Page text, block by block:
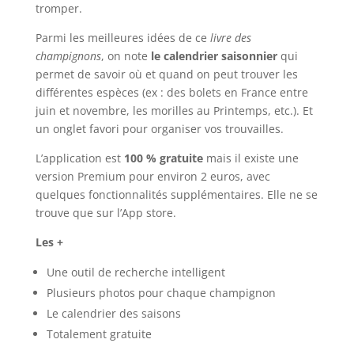
tromper.
Parmi les meilleures idées de ce livre des
champignons, on note le calendrier saisonnierqui
permet de savoir où et quand on peut trouver les
différentes espèces (ex : des bolets en France entre
juin et novembre, les morilles au Printemps, etc.). Et
un onglet favori pour organiser vos trouvailles.
L’application est 100 % gratuitemais il existe une
version Premium pour environ 2 euros, avec
quelques fonctionnalités supplémentaires. Elle ne se
trouve que sur l’App store.
Les +
Une outil de recherche intelligent
Plusieurs photos pour chaque champignon
Le calendrier des saisons
Totalement gratuite